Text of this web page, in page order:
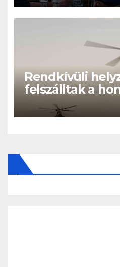
Rendkívüli
felszálltak a
helikopterei,